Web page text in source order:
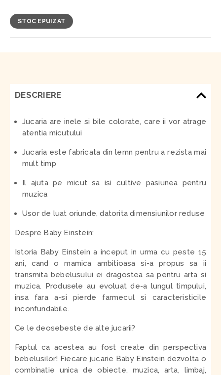
STOC EPUIZAT
DESCRIERE
Jucaria are inele si bile colorate, care ii vor atrage
atentia micutului
Jucaria este fabricata din lemn pentru a rezista mai
mult timp
Il ajuta pe micut sa isi cultive pasiunea pentru
muzica
Usor de luat oriunde, datorita dimensiunilor reduse
Despre Baby Einstein:
Istoria Baby Einstein a inceput in urma cu peste 15
ani, cand o mamica ambitioasa si-a propus sa ii
transmita bebelusului ei dragostea sa pentru arta si
muzica. Produsele au evoluat de-a lungul timpului,
insa fara a-si pierde farmecul si caracteristicile
inconfundabile.
Ce le deosebeste de alte jucarii?
Faptul ca acestea au fost create din perspectiva
bebelusilor! Fiecare jucarie Baby Einstein dezvolta o
combinatie unica de obiecte, muzica, arta, limbaj,